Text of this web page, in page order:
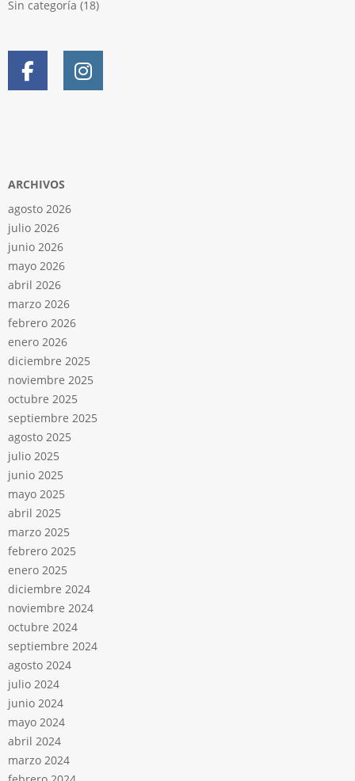
Sin categoría (18)
ARCHIVOS
agosto 2026
julio 2026
junio 2026
mayo 2026
abril 2026
marzo 2026
febrero 2026
enero 2026
diciembre 2025
noviembre 2025
octubre 2025
septiembre 2025
agosto 2025
julio 2025
junio 2025
mayo 2025
abril 2025
marzo 2025
febrero 2025
enero 2025
diciembre 2024
noviembre 2024
octubre 2024
septiembre 2024
agosto 2024
julio 2024
junio 2024
mayo 2024
abril 2024
marzo 2024